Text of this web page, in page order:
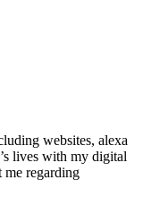
websites, alexa
lives with my digital
me regarding